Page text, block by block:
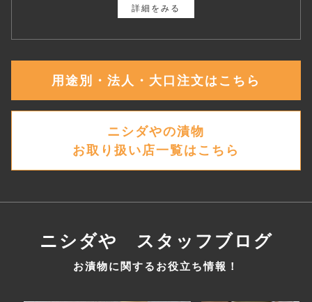
詳細をみる
用途別・法人・大口注文はこちら
ニシダやの漬物
お取り扱い店一覧はこちら
ニシダや スタッフブログ
お漬物に関するお役立ち情報！